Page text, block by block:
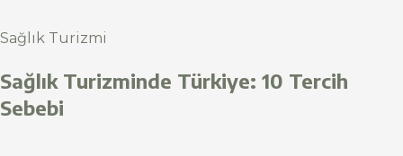
Sağlık Turizmi
Sağlık Turizminde Türkiye: 10 Tercih
Sebebi